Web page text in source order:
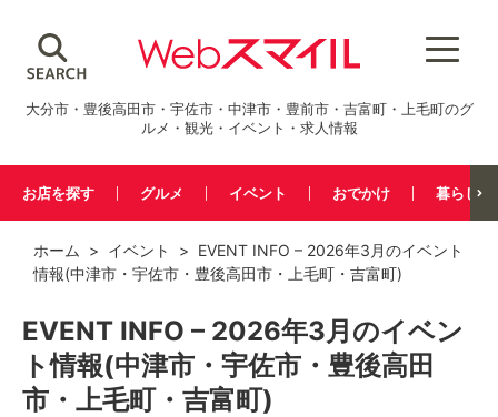
大分市・豊後高田市・宇佐市・中津市・豊前市・吉富町・上毛町のグ
ルメ・観光・イベント・求人情報
お店を探す グルメ イベント おでかけ 暮らし
ホーム > イベント
> EVENT INFO – 2026年3月のイベント
情報(中津市・宇佐市・豊後高田市・上毛町・吉富町)
EVENT INFO – 2026年3月のイベン
ト情報(中津市・宇佐市・豊後高田
市・上毛町・吉富町)